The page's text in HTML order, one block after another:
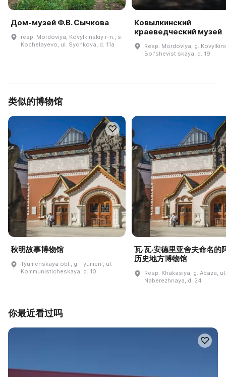
Дом-музей Ф.В. Сычкова
resp. Mordoviya, Kovylkinskiy r-n., s.
Kochelayevo, ul. Sychkova, d. 11a
Ковылкинский
краеведческий музей
Resp. Mordoviya, g.
Bolʹshevist·skaya, d. 19
类似的博物馆
秋明故事博物馆
Tyumenskaya obl., g. Tyumenʹ, ul.
Kommunisticheskaya, d. 10
瓦·瓦·安德里亚舍夫命名的
历史地方博物馆
Resp. Khakasiya, g. Abaza, ul.
Naberezhnaya, d. 24
你最近看过吗